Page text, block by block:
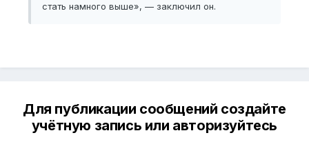
стать намного выше», — заключил он.
Для публикации сообщений создайте
учётную запись или авторизуйтесь